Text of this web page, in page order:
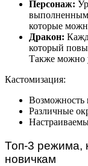
Персонаж:
выполненным
которые
Дракон:
который
Также можно
Кастомизация:
Возможность
Различные
Топ-3 режима,
новичкам